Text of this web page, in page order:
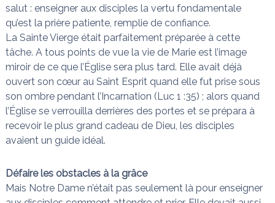
salut : enseigner aux disciples la vertu fondamentale
qu’est la prière patiente, remplie de confiance.
La Sainte Vierge était parfaitement préparée à cette
tâche. A tous points de vue la vie de Marie est l’image
miroir de ce que l’Église sera plus tard. Elle avait déjà
ouvert son cœur au Saint Esprit quand elle fut prise sous
son ombre pendant l’Incarnation (Luc 1 :35) ; alors quand
l’Église se verrouilla derrières des portes et se prépara à
recevoir le plus grand cadeau de Dieu, les disciples
avaient un guide idéal.
Défaire les obstacles à la grâce
Mais Notre Dame n’était pas seulement là pour enseigner